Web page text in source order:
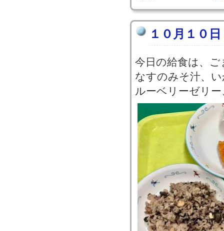
１０月１０
今日の給食は、
なすのみそ汁、
ルーベリーゼリ